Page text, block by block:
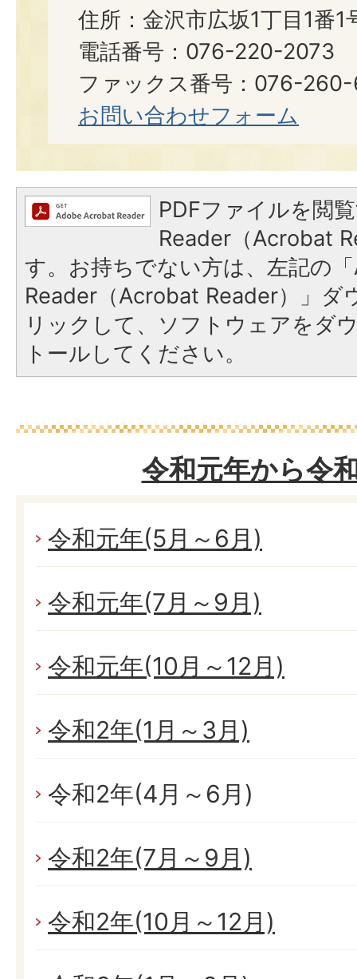
住所：金沢市広坂1丁目1番1
電話番号：076-220-2073
ファックス番号：076-
お問い合わせフォーム
PDFファイルを閲
Reader（Acrobat
す。お持ちでない方は、左記の
Reader（Acrobat Reader）」ダ
リックして、ソフトウェアをダ
トールしてください。
令和元年から令
令和元年(5月～6月)
令和元年(7月～9月)
令和元年(10月～12月)
令和2年(1月～3月)
令和2年(4月～6月)
令和2年(7月～9月)
令和2年(10月～12月)